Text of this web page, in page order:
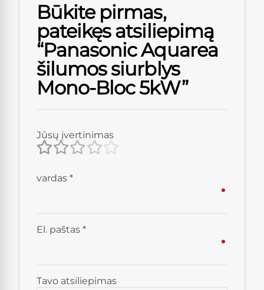
Būkite pirmas,
pateikęs atsiliepimą
“Panasonic Aquarea
šilumos siurblys
Mono-Bloc 5kW”
Jūsų įvertinimas
Tavo atsiliepimas
vardas *
El. paštas *